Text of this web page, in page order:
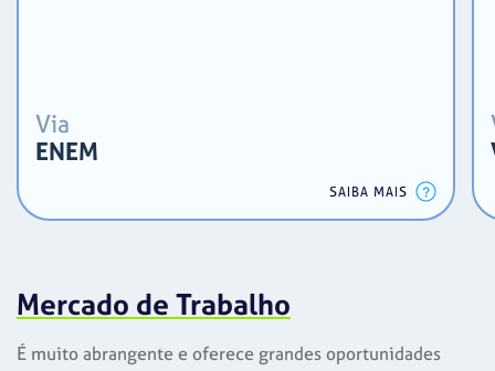
Via
ENEM
SAIBA MAIS
Mercado de Trabalho
É muito abrangente e oferece grandes oportunidades